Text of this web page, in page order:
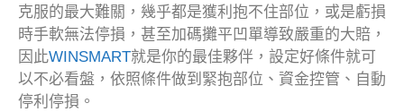
克服的最大難關，幾乎都是獲利抱不住部位，或是虧損
時手軟無法停損，甚至加碼攤平凹單導致嚴重的大賠，
因此WINSMART就是你的最佳夥伴，設定好條件就可
以不必看盤，依照條件做到緊抱部位、資金控管、自動
停利停損。